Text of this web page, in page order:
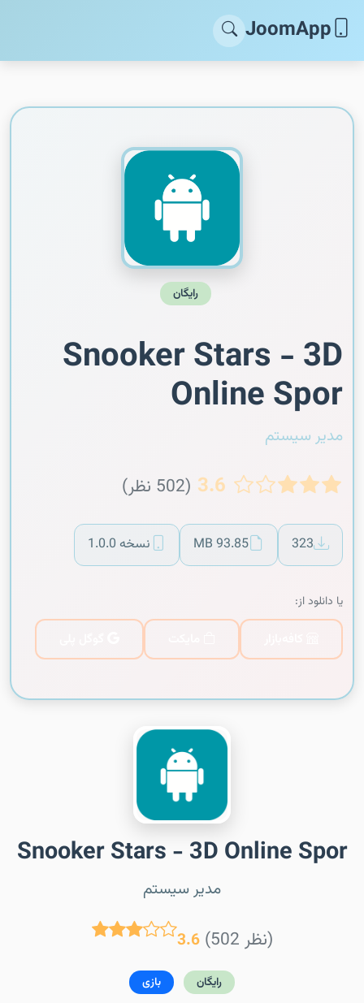
JoomApp
رایگان
Snooker Stars - 3D
Online Spor
مدیر سیستم
3.6 (502 نظر)
323
93.85 MB نسخه 1.0.0
یا دانلود از:
Snooker Stars - 3D Online Spor
مدیر سیستم
3.6 (502 نظر)
رایگان بازی